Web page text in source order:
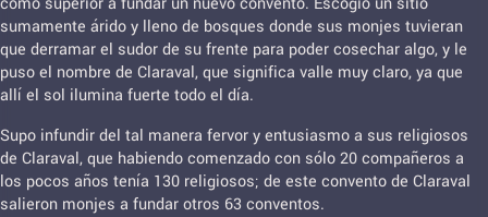
sumamente árido y lleno de bosques donde sus monjes tuvieran
que derramar el sudor de su frente para poder cosechar algo, y le
puso el nombre de Claraval, que significa valle muy claro, ya que
allí el sol ilumina fuerte todo el día.
Supo infundir del tal manera fervor y entusiasmo a sus religiosos
de Claraval, que habiendo comenzado con sólo 20 compañeros a
los pocos años tenía 130 religiosos; de este convento de Claraval
salieron monjes a fundar otros 63 conventos.